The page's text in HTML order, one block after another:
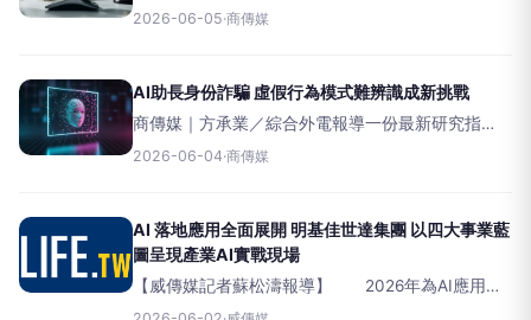
術快速變革各行各業，美國地方政府正被敦促將現
的治理與風險
2026-06-05·商傳媒
AI助長身份詐騙 虛假行為模式難辨識成新挑戰
商傳媒｜方承業／綜合外電報導一份最新研究指
出，現今的身份詐騙不再僅限於偽造文件或竊取憑
為，對企業
2026-06-04·商傳媒
AI 落地應用全面展開 明基佳世達集團 以四大事業藍
圖呈現產業AI實戰現場
【威傳媒記者蘇松濤報導】 2026年為AI應用實
踐爆發年，AI正式從雲端的數位助理轉化為生活、